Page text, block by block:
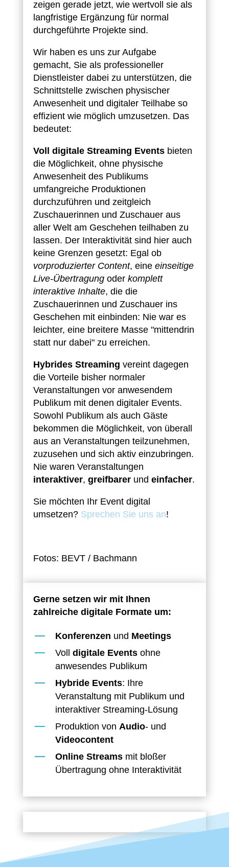
zeigen gerade jetzt, wie wertvoll sie als
langfristige Ergänzung für normal
durchgeführte Projekte sind.
Wir haben es uns zur Aufgabe
gemacht, Sie als professioneller
Dienstleister dabei zu unterstützen, die
Schnittstelle zwischen physischer
Anwesenheit und digitaler Teilhabe so
effizient wie möglich umzusetzen. Das
bedeutet:
Voll digitale Streaming Eventsbieten
die Möglichkeit, ohne physische
Anwesenheit des Publikums
umfangreiche Produktionen
durchzuführen und zeitgleich
Zuschauerinnen und Zuschauer aus
aller Welt am Geschehen teilhaben zu
lassen. Der Interaktivität sind hier auch
keine Grenzen gesetzt: Egal ob
vorproduzierter Content, eine einseitige
Live-Übertragungoderkomplett
interaktive Inhalte, die die
Zuschauerinnen und Zuschauer ins
Geschehen mit einbinden: Nie war es
leichter, eine breitere Masse "mittendrin
statt nur dabei" zu erreichen.
Hybrides Streaming vereint dagegen
die Vorteile bisher normaler
Veranstaltungen vor anwesendem
Publikum mit denen digitaler Events.
Sowohl Publikum als auch Gäste
bekommen die Möglichkeit, von überall
aus an Veranstaltungen teilzunehmen,
zuzusehen und sich aktiv einzubringen.
Nie waren Veranstaltungen
interaktiver, greifbarerund einfacher.
Sie möchten Ihr Event digital
umsetzen? Sprechen Sie uns an!
Fotos: BEVT / Bachmann
Gerne setzen wir mit Ihnen
zahlreiche digitale Formate um:
Konferenzen und Meetings
Voll digitale Eventsohne
anwesendes Publikum
Hybride Events: Ihre
Veranstaltung mit Publikum und
interaktiver Streaming-Lösung
Produktion von Audio- und
Videocontent
Online Streamsmit bloßer
Übertragung ohne Interaktivität